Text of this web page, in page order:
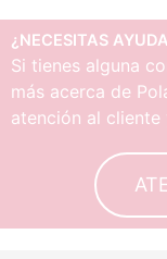
¿NECESITAS
Si tienes alguna
más acerca de
atención al